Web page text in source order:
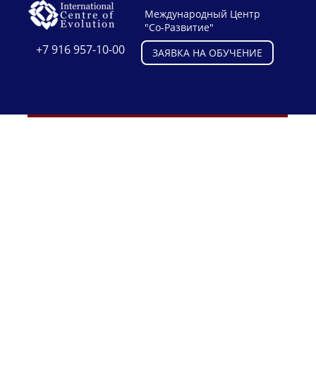
Международный Центр
"Со-Развитие"
+7 916 957-10-00 ЗАЯВКА НА ОБУЧЕНИЕ